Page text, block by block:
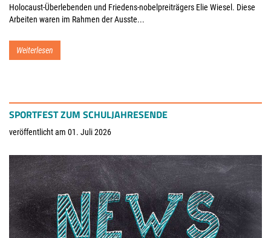
Holocaust-Überlebenden und Friedens-nobelpreiträgers Elie Wiesel. Diese
Arbeiten waren im Rahmen der Ausste...
Weiterlesen
SPORTFEST ZUM SCHULJAHRESENDE
veröffentlicht am 01. Juli 2026